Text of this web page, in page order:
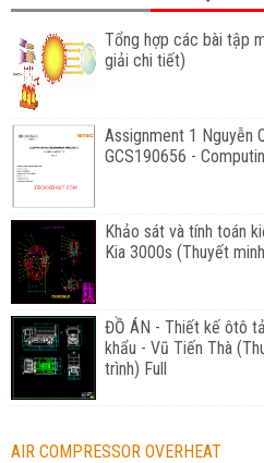
Tổng hợp các bài tập
giải chi tiết)
Assignment 1 Nguyễn
GCS190656 -
Khảo sát và tính toán
Kia 3000s (Thuyết
ĐỒ ÁN - Thiết kế ôtô
khẩu - Vũ Tiến Thà
trình) Full
AIR COMPRESSOR OVERHEAT